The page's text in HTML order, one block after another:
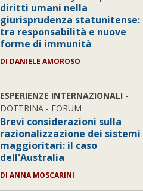
diritti umani nella
giurisprudenza statunitense:
tra responsabilità e nuove
forme di immunità
DI DANIELE AMOROSO
ESPERIENZE INTERNAZIONALI -
DOTTRINA - FORUM
Brevi considerazioni sulla
razionalizzazione dei sistemi
maggioritari: il caso
dell'Australia
DI ANNA MOSCARINI